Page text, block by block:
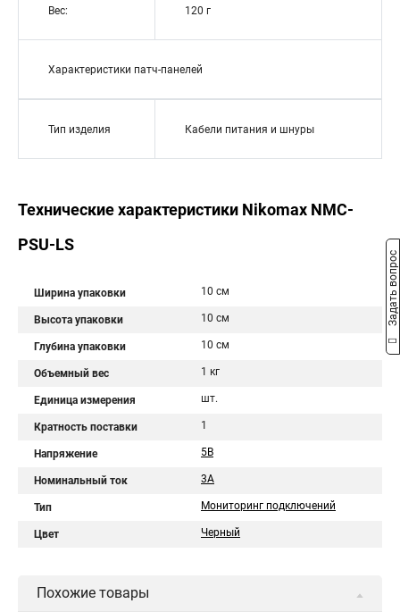
Вес: 120 г
Характеристики патч-панелей
Тип изделия Кабели питания и шнуры
Технические характеристики Nikomax NMC-
PSU-LS
Ширина упаковки 10 см
Высота упаковки 10 см
Глубина упаковки 10 см
Объемный вес 1 кг
Единица измерения шт.
Кратность поставки 1
Напряжение 5В
Номинальный ток 3А
Тип Мониторинг подключений
Цвет Черный
Похожие товары
Задать вопрос